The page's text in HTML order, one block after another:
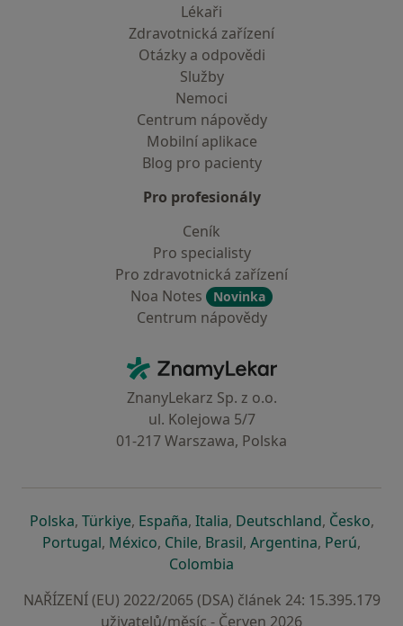
Lékaři
Zdravotnická zařízení
Otázky a odpovědi
Služby
Nemoci
Centrum nápovědy
Mobilní aplikace
Blog pro pacienty
Pro profesionály
Ceník
Pro specialisty
Pro zdravotnická zařízení
Noa Notes
Novinka
Centrum nápovědy
ZnamyLekar - Hlavní stránka
ZnanyLekarz Sp. z o.o.
ul. Kolejowa 5/7
01-217 Warszawa, Polska
Polskase otevře v nové záložce
, Türkiyese otevře v nové záložce
, Españase otevře v nové záložce
, Italiase otevře v nové záložce
, Deutschlandse otevře v
, Českose
,
Portugalse otevře v nové záložce
, Méxicose otevře v nové záložce
, Chilese otevře v nové záložce
, Brasilse otevře v nové
, Argentinase otevře v
, Perúse
,
Colombia
NAŘÍZENÍ (EU) 2022/2065 (DSA) článek 24: 15.395.179
uživatelů/měsíc - Červen 2026